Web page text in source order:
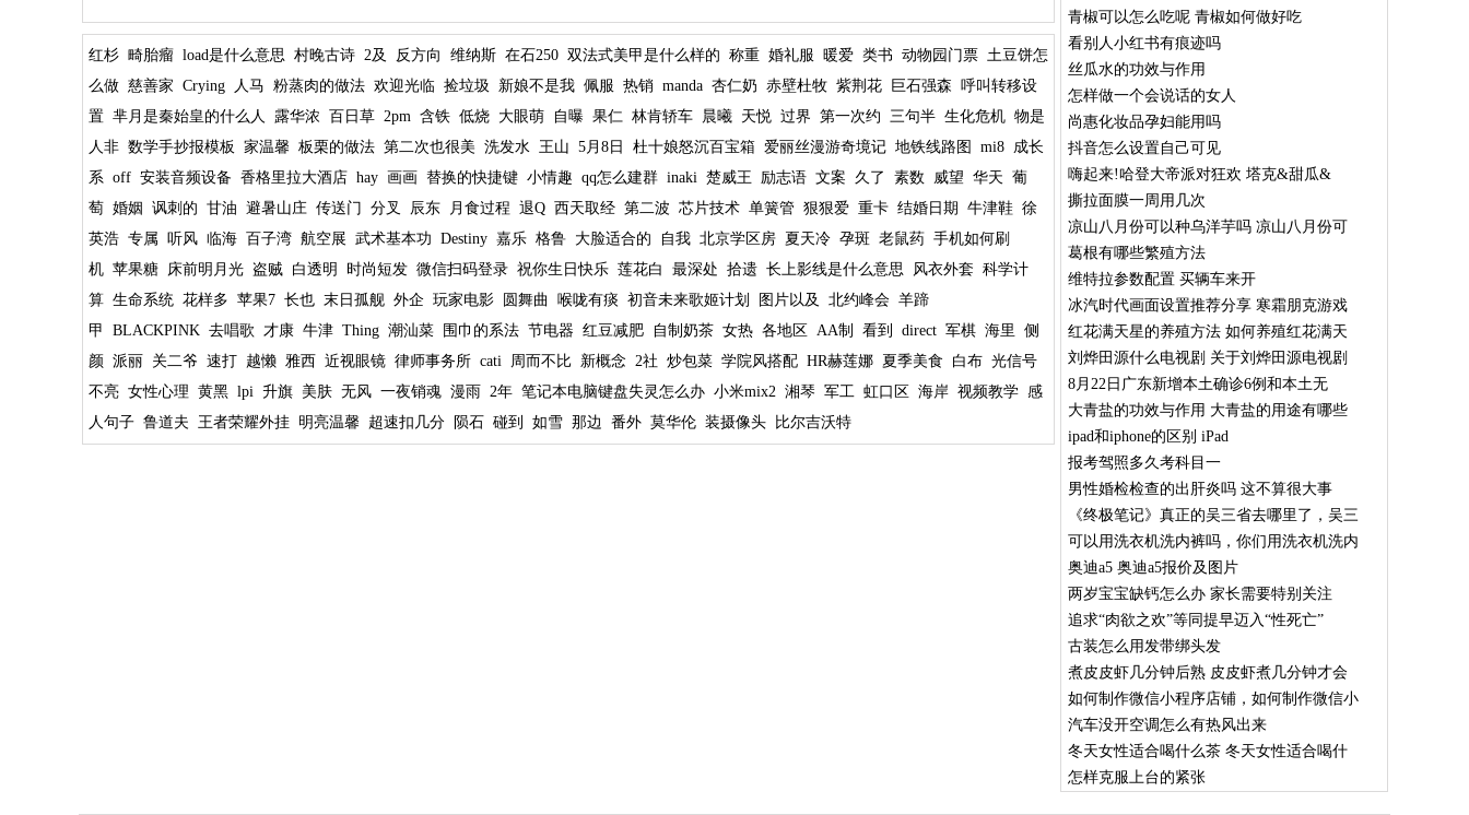
红杉 畸胎瘤 load是什么意思 村晚古诗 2及 反方向 维纳斯 在石250 双法式美甲是什么样的 称重 婚礼服 暖爱 类书 动物园门票 土豆饼怎
么做 慈善家 Crying 人马 粉蒸肉的做法 欢迎光临 捡垃圾 新娘不是我 佩服 热销 manda 杏仁奶 赤壁杜牧 紫荆花 巨石强森 呼叫转移设
置 芈月是秦始皇的什么人 露华浓 百日草 2pm 含铁 低烧 大眼萌 自曝 果仁 林肯轿车 晨曦 天悦 过界 第一次约 三句半 生化危机 物是
人非 数学手抄报模板 家温馨 板栗的做法 第二次也很美 洗发水 王山 5月8日 杜十娘怒沉百宝箱 爱丽丝漫游奇境记 地铁线路图 mi8 成长
系 off 安装音频设备 香格里拉大酒店 hay 画画 替换的快捷键 小情趣 qq怎么建群 inaki 楚威王 励志语 文案 久了 素数 威望 华天 葡
萄 婚姻 讽刺的 甘油 避暑山庄 传送门 分叉 辰东 月食过程 退Q 西天取经 第二波 芯片技术 单簧管 狠狠爱 重卡 结婚日期 牛津鞋 徐
英浩 专属 听风 临海 百子湾 航空展 武术基本功 Destiny 嘉乐 格鲁 大脸适合的 自我 北京学区房 夏天冷 孕斑 老鼠药 手机如何刷
机 苹果糖 床前明月光 盗贼 白透明 时尚短发 微信扫码登录 祝你生日快乐 莲花白 最深处 拾遗 长上影线是什么意思 风衣外套 科学计
算 生命系统 花样多 苹果7 长也 末日孤舰 外企 玩家电影 圆舞曲 喉咙有痰 初音未来歌姬计划 图片以及 北约峰会 羊蹄
甲
BLACKPINK 去唱歌 才康 牛津 Thing 潮汕菜 围巾的系法 节电器 红豆减肥 自制奶茶 女热 各地区 AA制 看到 direct 军棋 海里
侧
颜 派丽 关二爷 速打 越懒 雅西 近视眼镜 律师事务所 cati 周而不比 新概念 2社 炒包菜 学院风搭配 HR赫莲娜 夏季美食 白布 光信号
不亮 女性心理 黄黑 lpi 升旗 美肤 无风 一夜销魂 漫雨 2年 笔记本电脑键盘失灵怎么办 小米mix2 湘琴 军工 虹口区 海岸 视频教学 感
人句子 鲁道夫 王者荣耀外挂 明亮温馨 超速扣几分 陨石 碰到 如雪 那边 番外 莫华伦 装摄像头 比尔吉沃特
青椒可以怎么吃呢 青椒如何做好吃
看别人小红书有痕迹吗
丝瓜水的功效与作用
怎样做一个会说话的女人
尚惠化妆品孕妇能用吗
抖音怎么设置自己可见
嗨起来!哈登大帝派对狂欢 塔克&甜瓜&
撕拉面膜一周用几次
凉山八月份可以种乌洋芋吗 凉山八月份可
葛根有哪些繁殖方法
维特拉参数配置 买辆车来开
冰汽时代画面设置推荐分享 寒霜朋克游戏
红花满天星的养殖方法 如何养殖红花满天
刘烨田源什么电视剧 关于刘烨田源电视剧
8月22日广东新增本土确诊6例和本土无
大青盐的功效与作用 大青盐的用途有哪些
ipad和iphone的区别 iPad
报考驾照多久考科目一
男性婚检检查的出肝炎吗 这不算很大事
《终极笔记》真正的吴三省去哪里了，吴三
可以用洗衣机洗内裤吗，你们用洗衣机洗内
奥迪a5 奥迪a5报价及图片
两岁宝宝缺钙怎么办 家长需要特别关注
追求“肉欲之欢”等同提早迈入“性死亡”
古装怎么用发带绑头发
煮皮皮虾几分钟后熟 皮皮虾煮几分钟才会
如何制作微信小程序店铺，如何制作微信小
汽车没开空调怎么有热风出来
冬天女性适合喝什么茶 冬天女性适合喝什
怎样克服上台的紧张